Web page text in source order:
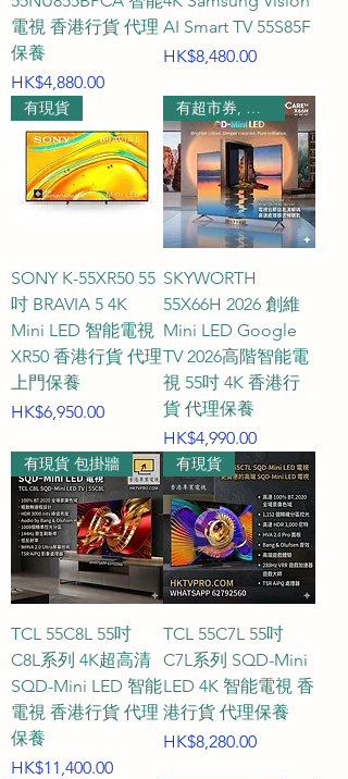
電視 香港行貨 代理
保養
價格
HK$4,880.00
AI Smart TV 55S85F
價格
HK$8,480.00
有現貨
SONY K-55XR50 55
吋 BRAVIA 5 4K
Mini LED 智能電視
XR50 香港行貨 代理
上門保養
價格
HK$6,950.00
有超市券, 請查詢
SKYWORTH
55X66H 2026 創維
Mini LED Google
TV 2026高階智能電
視 55吋 4K 香港行
貨 代理保養
價格
HK$4,990.00
有現貨 包掛牆
TCL 55C8L 55吋
C8L系列 4K超高清
SQD-Mini LED 智能
電視 香港行貨 代理
保養
價格
HK$11,400.00
有現貨
TCL 55C7L 55吋
C7L系列 SQD-Mini
LED 4K 智能電視 香
港行貨 代理保養
價格
HK$8,280.00